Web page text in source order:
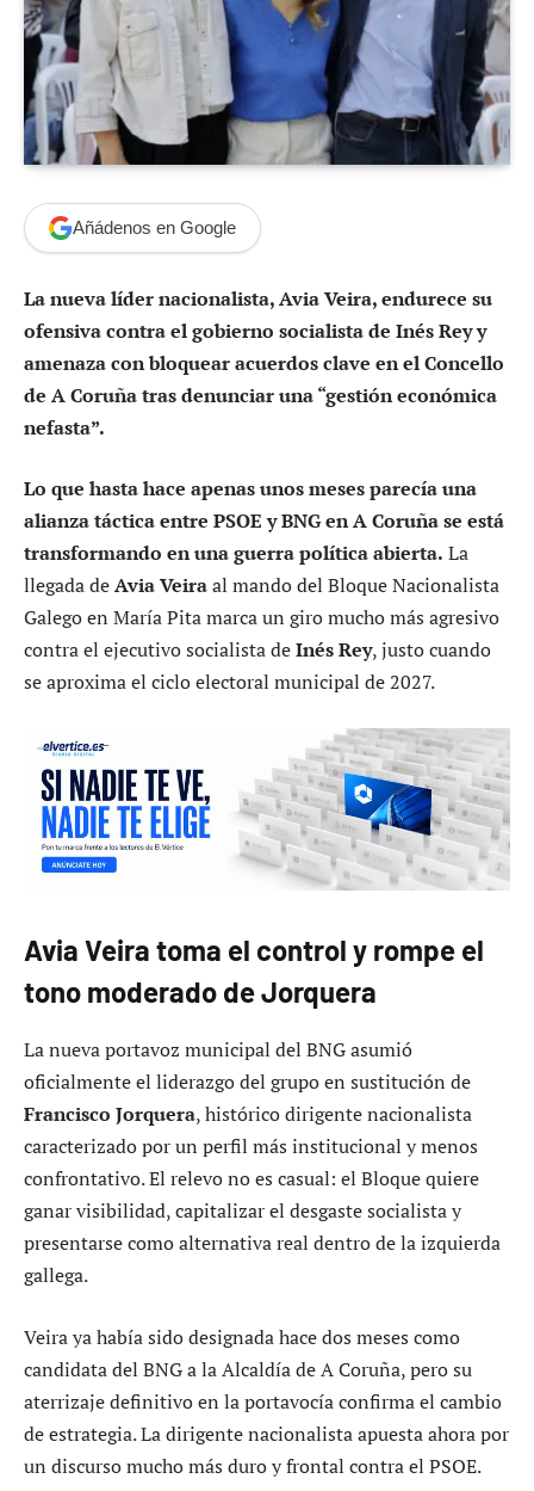
Añádenos en Google
La nueva líder nacionalista, Avia Veira, endurece su
ofensiva contra el gobierno socialista de Inés Rey y
amenaza con bloquear acuerdos clave en el Concello
de A Coruña tras denunciar una “gestión económica
nefasta”.
Lo que hasta hace apenas unos meses parecía una
alianza táctica entre PSOE y BNG en A Coruña se está
transformando en una guerra política abierta. La
llegada deAvia Veiraal mando del Bloque Nacionalista
Galego en María Pita marca un giro mucho más agresivo
contra el ejecutivo socialista deInés Rey, justo cuando
se aproxima el ciclo electoral municipal de 2027.
Avia Veira toma el control y rompe el
tono moderado de Jorquera
La nueva portavoz municipal del BNG asumió
oficialmente el liderazgo del grupo en sustitución de
Francisco Jorquera, histórico dirigente nacionalista
caracterizado por un perfil más institucional y menos
confrontativo. El relevo no es casual: el Bloque quiere
ganar visibilidad, capitalizar el desgaste socialista y
presentarse como alternativa real dentro de la izquierda
gallega.
Veira ya había sido designada hace dos meses como
candidata del BNG a la Alcaldía de A Coruña, pero su
aterrizaje definitivo en la portavocía confirma el cambio
de estrategia. La dirigente nacionalista apuesta ahora por
un discurso mucho más duro y frontal contra el PSOE.